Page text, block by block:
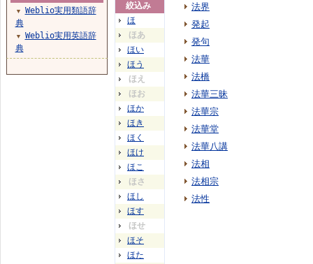
絞込み
ほ
ほあ
ほい
ほう
ほえ
ほお
ほか
ほき
ほく
ほけ
ほこ
ほさ
ほし
ほす
ほせ
ほそ
ほた
法界
発起
発句
法華
法橋
法華三昧
法華宗
法華堂
法華八講
法相
法相宗
法性
▼
Weblio実用類語辞
典
▼
Weblio実用英語辞
典